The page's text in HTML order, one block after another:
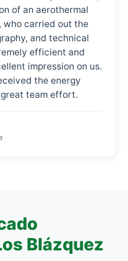
of an aerothermal
who carried out the
and technical
efficient and
impression on us.
the energy
team effort.
Blázquez